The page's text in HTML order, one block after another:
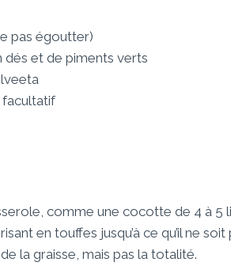
pas égoutter)
dés et de piments verts
facultatif
comme une cocotte de 4 à 5
en touffes jusqu’à ce qu’il ne
la graisse, mais pas la totalité.